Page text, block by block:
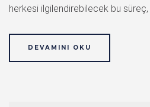
herkesi ilgilendirebilecek bu süreç,
DEVAMINI OKU